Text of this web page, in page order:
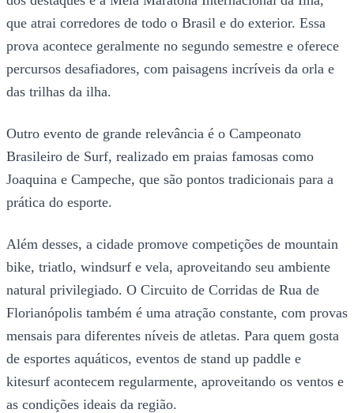
que atrai corredores de todo o Brasil e do exterior. Essa
prova acontece geralmente no segundo semestre e oferece
percursos desafiadores, com paisagens incríveis da orla e
das trilhas da ilha.
Outro evento de grande relevância é o Campeonato
Brasileiro de Surf, realizado em praias famosas como
Joaquina e Campeche, que são pontos tradicionais para a
prática do esporte.
Além desses, a cidade promove competições de mountain
bike, triatlo, windsurf e vela, aproveitando seu ambiente
natural privilegiado. O Circuito de Corridas de Rua de
Florianópolis também é uma atração constante, com provas
mensais para diferentes níveis de atletas. Para quem gosta
de esportes aquáticos, eventos de stand up paddle e
kitesurf acontecem regularmente, aproveitando os ventos e
as condições ideais da região.